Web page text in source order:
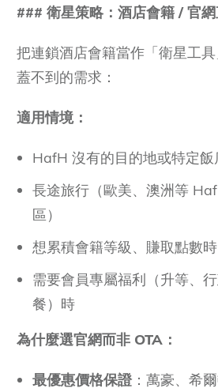
### 衛星策略：酒店會籍 /官
把連鎖酒店會籍當作「衛星工
蓋不到的需求：
適用情境：
HafH 沒有的目的地或特定飯
長途旅行（歐美、澳洲等
區）
想累積會籍等級、賺取點數時
需要會員專屬福利（升等、
餐）時
為什麼選官網而非 OTA ：
最優惠價格保證：萬豪、希